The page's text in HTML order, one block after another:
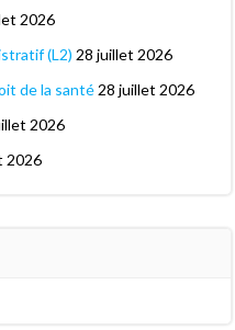
2026
(L2) 28 juillet 2026
de la santé 28 juillet 2026
2026
2026